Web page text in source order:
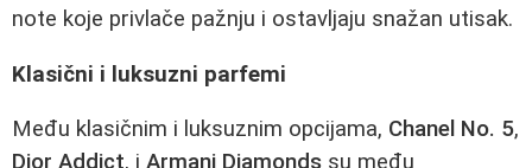
note koje privlače pažnju i ostavljaju snažan utisak.
Klasični i luksuzni parfemi
Među klasičnim i luksuznim opcijama, Chanel No. 5,
Dior Addict, i Armani Diamonds su među